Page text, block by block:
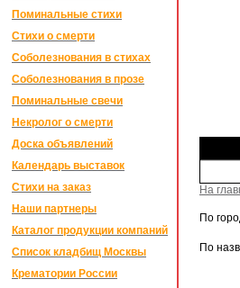
Поминальные стихи
Стихи о смерти
Соболезнования в стихах
Соболезнования в прозе
Поминальные свечи
Некролог о смерти
Доска объявлений
Календарь выставок
Стихи на заказ
Наши партнеры
Каталог продукции компаний
Список кладбищ Москвы
Крематории России
На
По
По